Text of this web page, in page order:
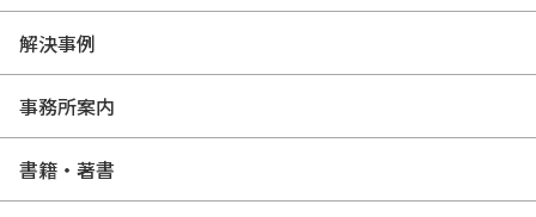
解決事例
事務所案内
書籍・著書